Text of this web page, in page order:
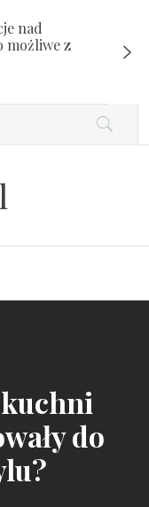
nad
możliwe z
do